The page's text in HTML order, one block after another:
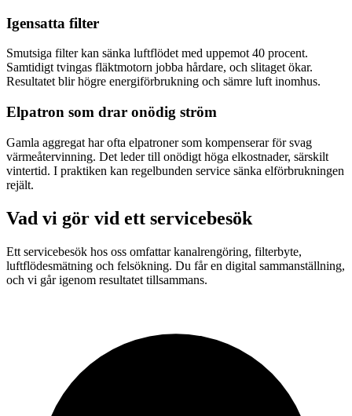
Igensatta filter
Smutsiga filter kan sänka luftflödet med uppemot 40 procent.
Samtidigt tvingas fläktmotorn jobba hårdare, och slitaget ökar.
Resultatet blir högre energiförbrukning och sämre luft inomhus.
Elpatron som drar onödig ström
Gamla aggregat har ofta elpatroner som kompenserar för svag
värmeåtervinning. Det leder till onödigt höga elkostnader, särskilt
vintertid. I praktiken kan regelbunden service sänka elförbrukningen
rejält.
Vad vi gör vid ett servicebesök
Ett servicebesök hos oss omfattar kanalrengöring, filterbyte,
luftflödesmätning och felsökning. Du får en digital sammanställning,
och vi går igenom resultatet tillsammans.